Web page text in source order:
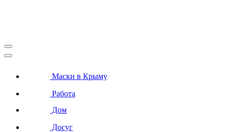
Маски в Крыму
Работа
Дом
Досуг